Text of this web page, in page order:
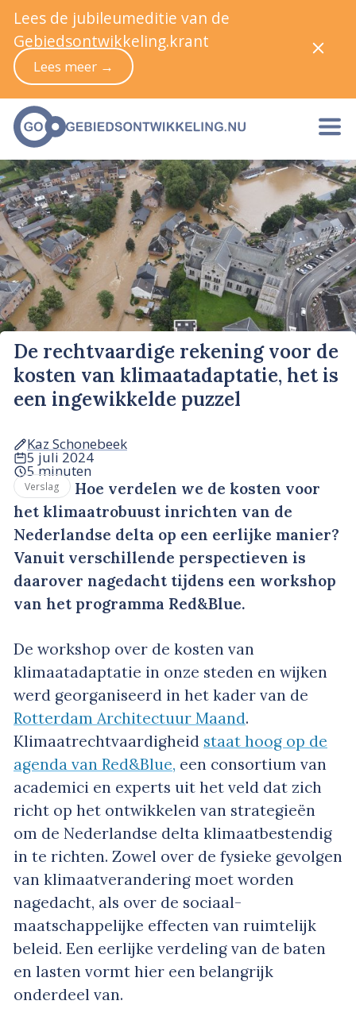
De rechtvaardige rekening voor de
kosten van klimaatadaptatie, het is
een ingewikkelde puzzel
Kaz Schonebeek
5 juli 2024
5 minuten
Verslag
Hoe verdelen we de kosten voor
het klimaatrobuust inrichten van de
Nederlandse delta op een eerlijke manier?
Vanuit verschillende perspectieven is
daarover nagedacht tijdens een workshop
van het programma Red&Blue.
De workshop over de kosten van
klimaatadaptatie in onze steden en wijken
werd georganiseerd in het kader van de
Rotterdam Architectuur Maand.
Klimaatrechtvaardigheid staat hoog op de
agenda van Red&Blue, een consortium van
academici en experts uit het veld dat zich
richt op het ontwikkelen van strategieën
om de Nederlandse delta klimaatbestendig
in te richten. Zowel over de fysieke gevolgen
van klimaatverandering moet worden
nagedacht, als over de sociaal-
maatschappelijke effecten van ruimtelijk
beleid. Een eerlijke verdeling van de baten
en lasten vormt hier een belangrijk
onderdeel van.
Lees de jubileumeditie van de
Gebiedsontwikkeling.krant
Lees meer →